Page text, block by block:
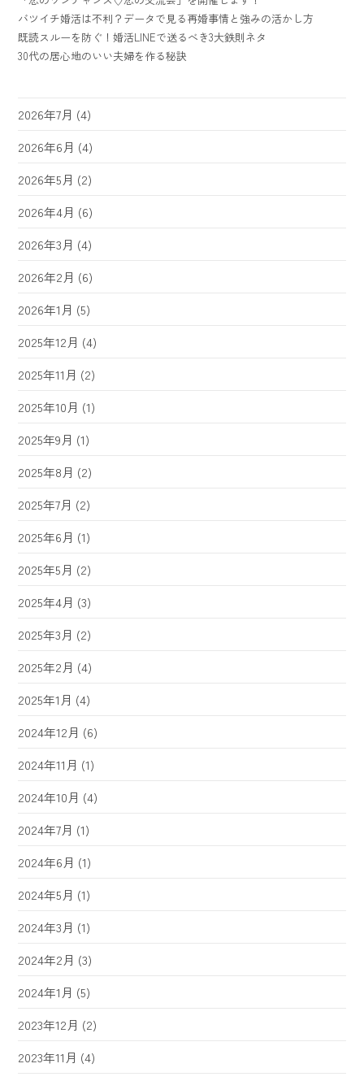
バツイチ婚活は不利？データで見る再婚事情と強みの活かし方
既読スルーを防ぐ！婚活LINEで送るべき3大鉄則ネタ
30代の居心地のいい夫婦を作る秘訣
2026年7月 (4)
2026年6月 (4)
2026年5月 (2)
2026年4月 (6)
2026年3月 (4)
2026年2月 (6)
2026年1月 (5)
2025年12月 (4)
2025年11月 (2)
2025年10月 (1)
2025年9月 (1)
2025年8月 (2)
2025年7月 (2)
2025年6月 (1)
2025年5月 (2)
2025年4月 (3)
2025年3月 (2)
2025年2月 (4)
2025年1月 (4)
2024年12月 (6)
2024年11月 (1)
2024年10月 (4)
2024年7月 (1)
2024年6月 (1)
2024年5月 (1)
2024年3月 (1)
2024年2月 (3)
2024年1月 (5)
2023年12月 (2)
2023年11月 (4)